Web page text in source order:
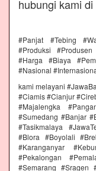
hubungi kami di
#Panjat #Tebing
#Produksi
#Harga #Biaya
#Nasional
kami melayani
#Ciamis #Cianjur
#Majalengka
#Sumedang #Banjar
#Tasikmalaya
#Blora #Boyolali
#Karanganyar
#Pekalongan
#Semarang #Sragen